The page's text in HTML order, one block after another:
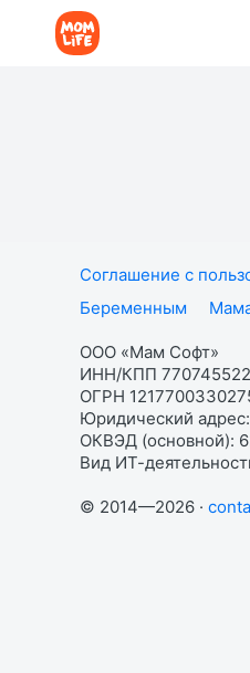
Соглашение с
Беременным
ООО «Мам Софт»
ИНН/КПП
ОГРН
Юридический
ОКВЭД (основной):
Вид ИТ-
© 2014—2026 ·